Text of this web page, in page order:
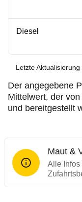
Diesel
Letzte
Der angegebene
Mittelwert, der
und bereitgestellt
Maut &
Alle Infos